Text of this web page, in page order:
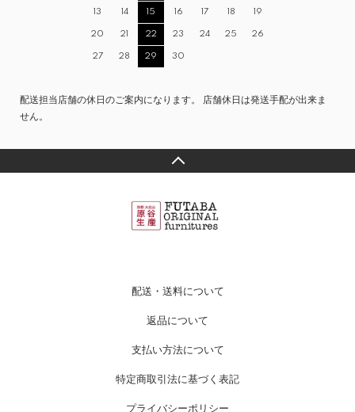
13 14 15 16 17 18 19
20 21 22 23 24 25 26
27 28 29 30
配送担当店舗の休日のご案内になります。 店舗休日は発送手配が出来ま
せん。
配送・送料について
返品について
支払い方法について
特定商取引法に基づく表記
プライバシーポリシー